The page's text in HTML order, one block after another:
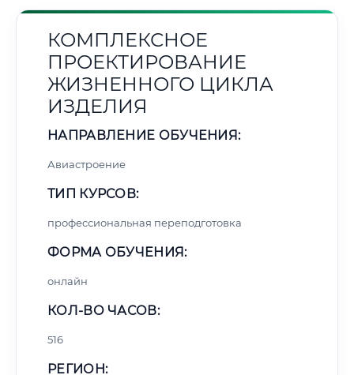
КОМПЛЕКСНОЕ
ПРОЕКТИРОВАНИЕ
ЖИЗНЕННОГО ЦИКЛА
ИЗДЕЛИЯ
НАПРАВЛЕНИЕ ОБУЧЕНИЯ:
Авиастроение
ТИП КУРСОВ:
профессиональная переподготовка
ФОРМА ОБУЧЕНИЯ:
онлайн
КОЛ-ВО ЧАСОВ:
516
РЕГИОН: